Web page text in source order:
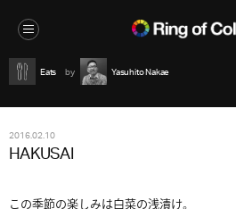
Eats Yasuhito Nakae
2016.02.10
HAKUSAI